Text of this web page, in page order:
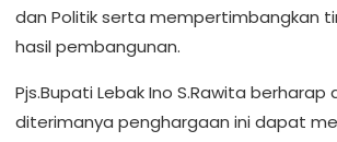
dan Politik serta mempertimbangkan
hasil pembangunan.
Pjs.Bupati Lebak Ino S.Rawita berharap
diterimanya penghargaan ini dapat